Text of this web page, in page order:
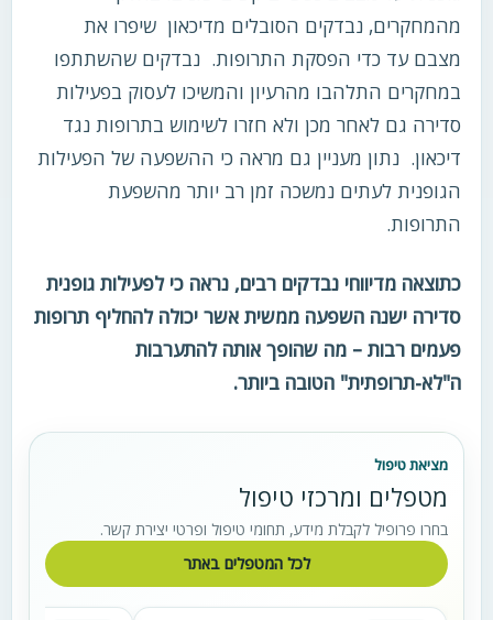
מהמחקרים, נבדקים הסובלים מדיכאון שיפרו את
מצבם עד כדי הפסקת התרופות. נבדקים שהשתתפו
במחקרים התלהבו מהרעיון והמשיכו לעסוק בפעילות
סדירה גם לאחר מכן ולא חזרו לשימוש בתרופות נגד
דיכאון. נתון מעניין גם מראה כי ההשפעה של הפעילות
הגופנית לעתים נמשכה זמן רב יותר מהשפעת
התרופות.
כתוצאה מדיווחי נבדקים רבים, נראה כי לפעילות גופנית
סדירה ישנה השפעה ממשית אשר יכולה להחליף תרופות
פעמים רבות – מה שהופך אותה להתערבות
ה"לא-תרופתית" הטובה ביותר.
מציאת טיפול
מטפלים ומרכזי טיפול
בחרו פרופיל לקבלת מידע, תחומי טיפול ופרטי יצירת קשר.
לכל המטפלים באתר